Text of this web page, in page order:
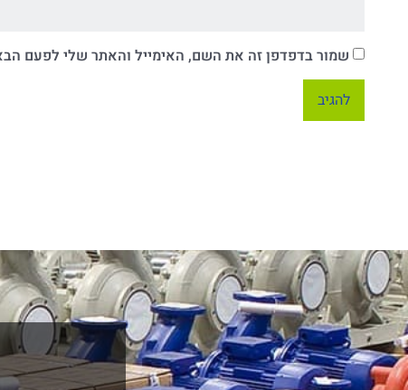
שמור בדפדפן זה את השם, האימייל והאתר שלי לפעם